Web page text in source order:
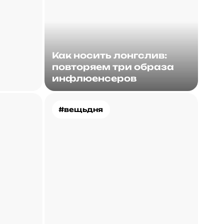
Как носить лонгслив:
повторяем три образа
инфлюенсеров
#вещьдня